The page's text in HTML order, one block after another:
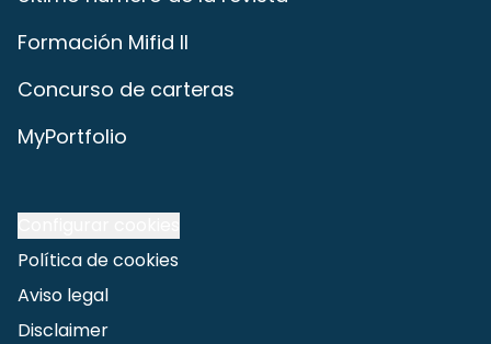
Formación Mifid II
Concurso de carteras
MyPortfolio
Política de cookies
Aviso legal
Disclaimer